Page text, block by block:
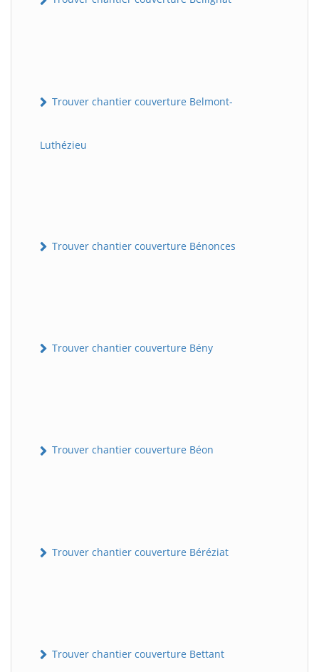
Trouver chantier couverture Belmont-
Luthézieu
Trouver chantier couverture Bénonces
Trouver chantier couverture Bény
Trouver chantier couverture Béon
Trouver chantier couverture Béréziat
Trouver chantier couverture Bettant